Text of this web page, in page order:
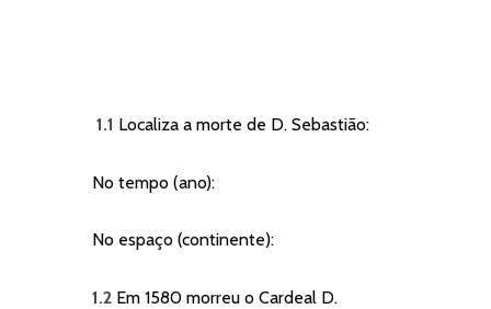
1.1 Localiza a morte de D. Sebastião:
No tempo (ano):
No espaço (continente):
1.2 Em 1580 morreu o Cardeal D.